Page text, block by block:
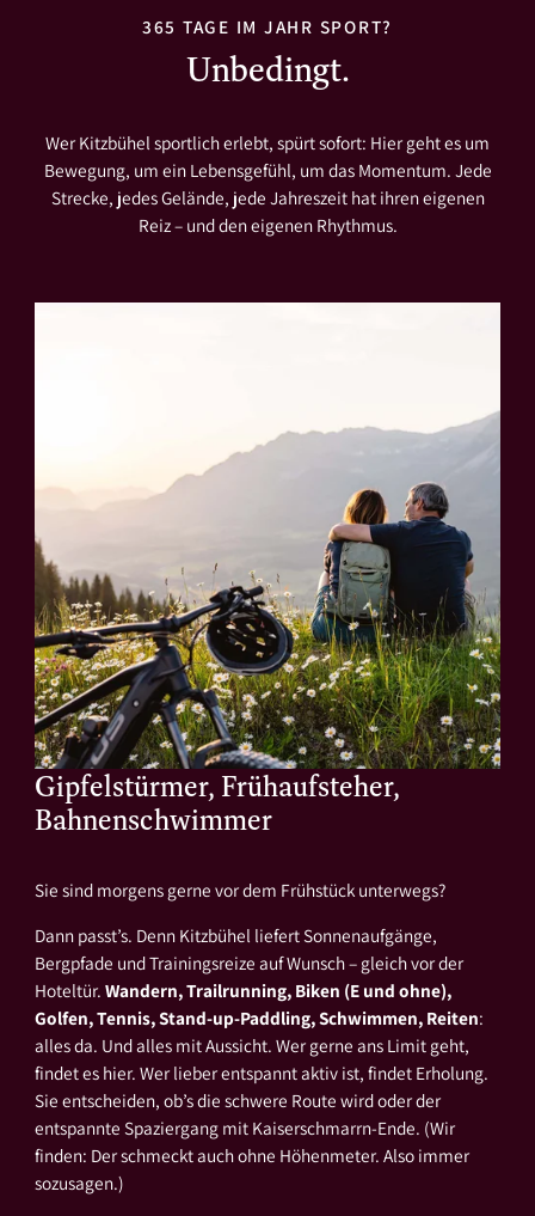
365 TAGE IM JAHR SPORT?
Unbedingt.
Wer Kitzbühel sportlich erlebt, spürt sofort: Hier geht es um
Bewegung, um ein Lebensgefühl, um das Momentum. Jede
Strecke, jedes Gelände, jede Jahreszeit hat ihren eigenen
Reiz – und den eigenen Rhythmus.
Gipfelstürmer, Frühaufsteher,
Bahnenschwimmer
Sie sind morgens gerne vor dem Frühstück unterwegs?
Dann passt’s. Denn Kitzbühel liefert Sonnenaufgänge,
Bergpfade und Trainingsreize auf Wunsch – gleich vor der
Hoteltür. Wandern, Trailrunning, Biken (E und ohne),
Golfen, Tennis, Stand-up-Paddling, Schwimmen, Reiten:
alles da. Und alles mit Aussicht. Wer gerne ans Limit geht,
findet es hier. Wer lieber entspannt aktiv ist, findet Erholung.
Sie entscheiden, ob’s die schwere Route wird oder der
entspannte Spaziergang mit Kaiserschmarrn-Ende. (Wir
finden: Der schmeckt auch ohne Höhenmeter. Also immer
sozusagen.)